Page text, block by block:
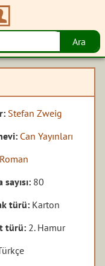
Stefan Zweig
Can Yayınları
Roman
sayısı: 80
türü: Karton
türü: 2. Hamur